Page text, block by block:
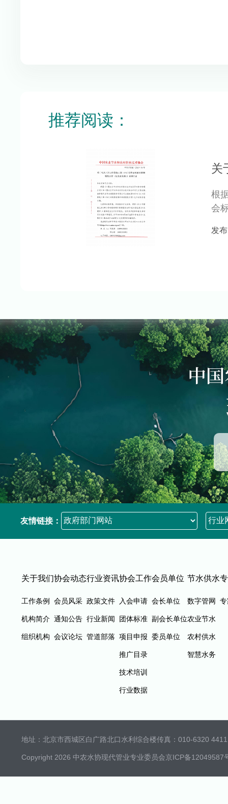
推荐阅读：
根
会
发
友情链接：
关于我们
工作条例
机构简介
组织机构
协会动态
会员风采
通知公告
会议论坛
行业资讯
政策文件
行业新闻
管道部落
协会工作
入会申请
团体标准
项目申报
推广目录
技术培训
行业数据
会员单位
会长单位
副会长单位
委员单位
节水供水
数字管网
农业节水
农村供水
智慧水务
地址：北京市西城区白广路北口水利综合楼传真：010-6320
Copyright 2026 中农水协现代管业专业委员会京ICP备12049587